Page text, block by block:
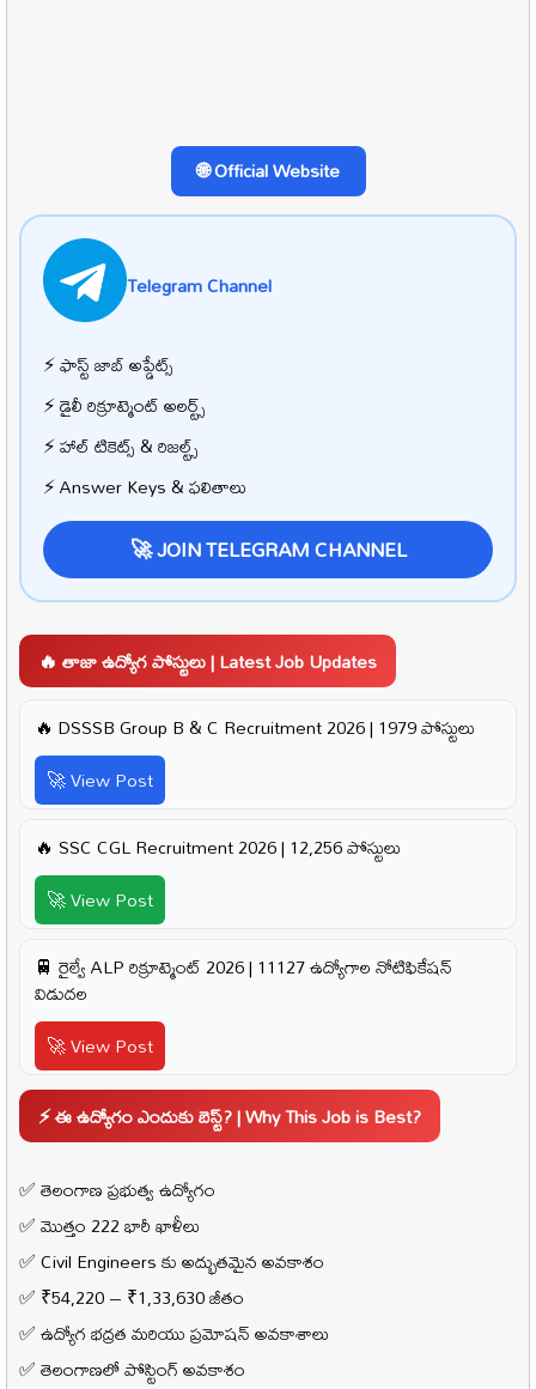
🌐 Official Website
Telegram Channel
⚡ ఫాస్ట్ జాబ్ అప్డేట్స్
⚡ డైలీ రిక్రూట్మెంట్ అలర్ట్స్
⚡ హాల్ టికెట్స్ & రిజల్ట్స్
⚡ Answer Keys & ఫలితాలు
🚀 JOIN TELEGRAM CHANNEL
🔥 తాజా ఉద్యోగ పోస్టులు | Latest Job Updates
🔥 DSSSB Group B & C Recruitment 2026 | 1979 పోస్టులు
🚀 View Post
🔥 SSC CGL Recruitment 2026 | 12,256 పోస్టులు
🚀 View Post
🚆 రైల్వే ALP రిక్రూట్మెంట్ 2026 | 11127 ఉద్యోగాల నోటిఫికేషన్
విడుదల
🚀 View Post
⚡ ఈ ఉద్యోగం ఎందుకు బెస్ట్? | Why This Job is Best?
✅ తెలంగాణ ప్రభుత్వ ఉద్యోగం
✅ మొత్తం 222 భారీ ఖాళీలు
✅ Civil Engineers కు అద్భుతమైన అవకాశం
✅ ₹54,220 – ₹1,33,630 జీతం
✅ ఉద్యోగ భద్రత మరియు ప్రమోషన్ అవకాశాలు
✅ తెలంగాణలో పోస్టింగ్ అవకాశం